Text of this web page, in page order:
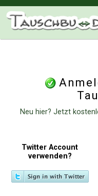
Neu hier? Jetzt
Twitter Account
verwenden?